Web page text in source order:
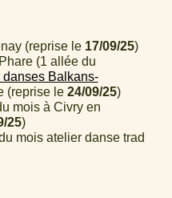
(reprise le 17/09/25)
(1 allée du
danses Balkans-
(reprise le 24/09/25)
mois à Civry en
25)
mois atelier danse trad